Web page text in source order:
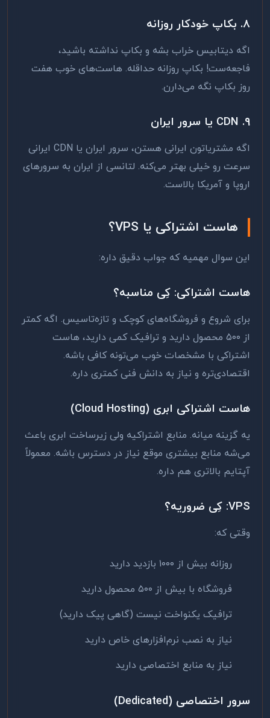
۸. بکاپ خودکار روزانه
اگه دیتابیس خراب بشه و بکاپ نداشته باشید،
فاجعه‌ست! بکاپ روزانه حداقله. هاست‌های خوب هفت
روز بکاپ نگه می‌دارن.
۹. CDN یا سرور ایران
اگه مشتریاتون ایرانی هستن، سرور ایران یا CDN ایرانی
سرعت رو خیلی بهتر می‌کنه. لتانسی از ایران به سرورهای
اروپا و آمریکا بالاست.
هاست اشتراکی یا VPS؟
این سوال مهمیه که جواب دقیق داره:
هاست اشتراکی: کِی مناسبه؟
برای شروع و فروشگاه‌های کوچک و تازه‌تاسیس. اگه کمتر
از ۵۰۰ محصول دارید و ترافیک کمی دارید، هاست
اشتراکی با مشخصات خوب می‌تونه کافی باشه.
اقتصادی‌تره و نیاز به دانش فنی کمتری داره.
هاست اشتراکی ابری (Cloud Hosting)
یه گزینه میانه. منابع اشتراکیه ولی زیرساخت ابری باعث
می‌شه منابع بیشتری موقع نیاز در دسترس باشه. معمولاً
آپتایم بالاتری هم داره.
VPS: کِی ضروریه؟
وقتی که:
روزانه بیش از ۱۰۰۰ بازدید دارید
فروشگاه با بیش از ۵۰۰ محصول دارید
ترافیک یکنواخت نیست (گاهی پیک دارید)
نیاز به نصب نرم‌افزارهای خاص دارید
نیاز به منابع اختصاصی دارید
سرور اختصاصی (Dedicated)